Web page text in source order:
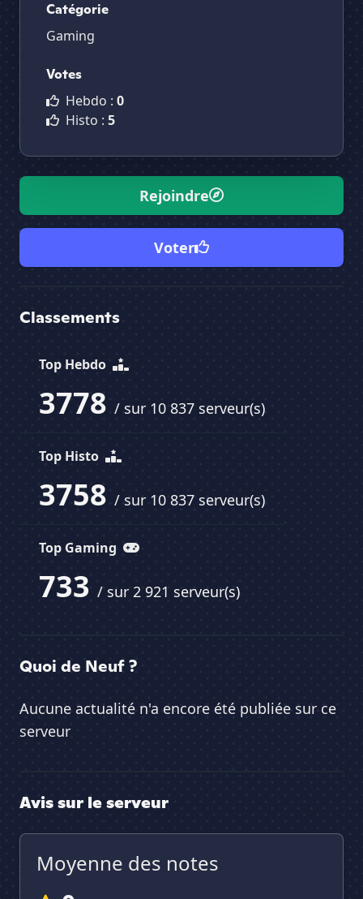
Catégorie
Gaming
Votes
Hebdo : 0
Histo : 5
Rejoindre
Voter
Classements
Top Hebdo
3778 / sur 10 837 serveur(s)
Top Histo
3758 / sur 10 837 serveur(s)
Top Gaming
733 / sur 2 921 serveur(s)
Quoi de Neuf ?
Aucune actualité n'a encore été publiée sur ce
serveur
Avis sur le serveur
Moyenne des notes